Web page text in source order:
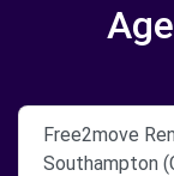
Free2move
Southampton